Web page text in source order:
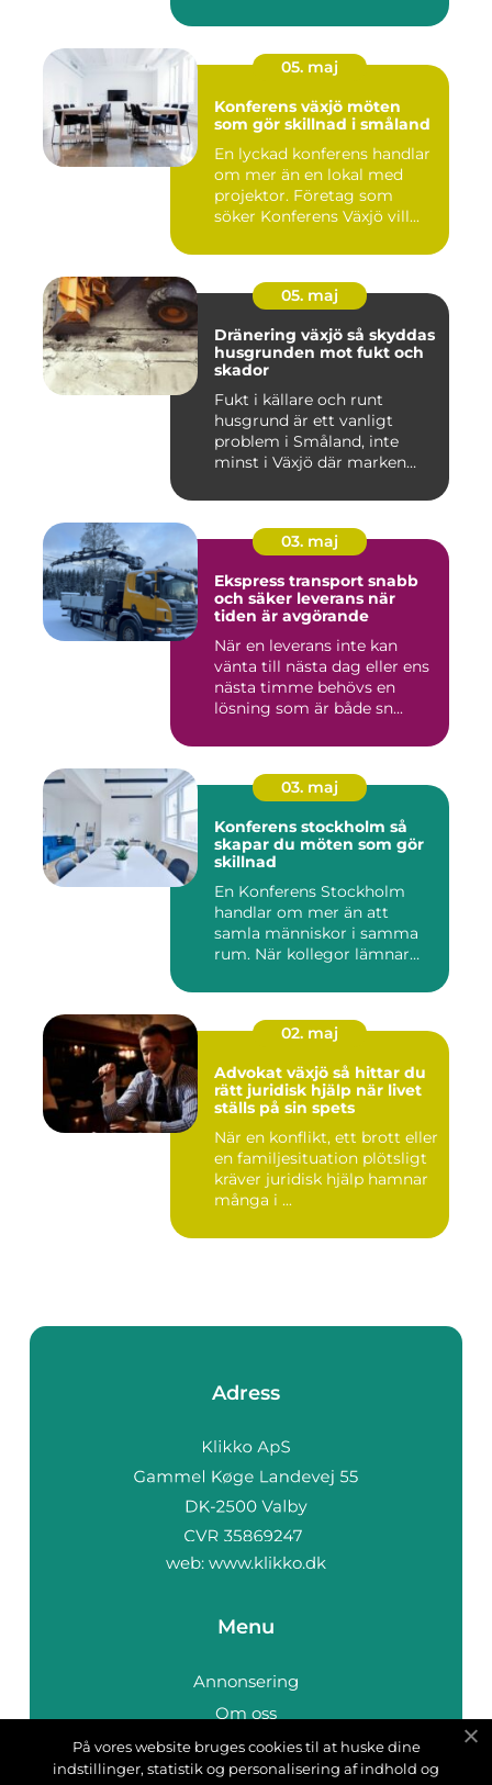
05. maj
Konferens växjö möten
som gör skillnad i småland
En lyckad konferens handlar
om mer än en lokal med
projektor. Företag som
söker Konferens Växjö vill...
05. maj
Dränering växjö så skyddas
husgrunden mot fukt och
skador
Fukt i källare och runt
husgrund är ett vanligt
problem i Småland, inte
minst i Växjö där marken
03. maj
Ekspress transport snabb
och säker leverans när
tiden är avgörande
När en leverans inte kan
vänta till nästa dag eller ens
nästa timme behövs en
lösning som är både sn...
03. maj
Konferens stockholm så
skapar du möten som gör
skillnad
En Konferens Stockholm
handlar om mer än att
samla människor i samma
rum. När kollegor lämnar
02. maj
Advokat växjö så hittar du
rätt juridisk hjälp när livet
ställs på sin spets
När en konflikt, ett brott eller
en familjesituation plötsligt
kräver juridisk hjälp hamnar
många i ...
Adress
web: www.klikko.dk
Menu
Annonsering
Om oss
Cookies
Kontakta oss
På vores website bruges cookies til at huske dine
indstillinger, statistik og personalisering af indhold og